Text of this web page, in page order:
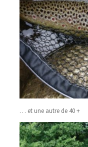
… et une autre de 40 +